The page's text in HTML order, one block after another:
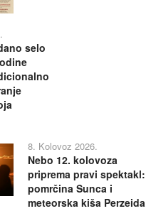
selo
8. Kolovoz 2026.
Nebo 12. kolovoza
priprema pravi spektakl:
pomrčina Sunca i
meteorska kiša Perzeida